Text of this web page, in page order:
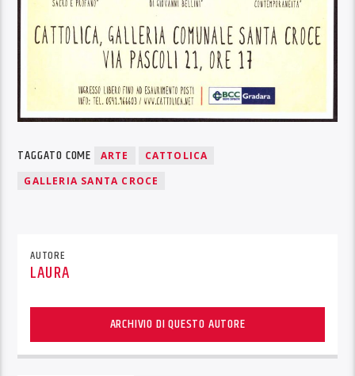
TAGGATO COME ARTE
CATTOLICA
GALLERIA SANTA CROCE
AUTORE
LAURA
ARCHIVIO DI QUESTO AUTORE